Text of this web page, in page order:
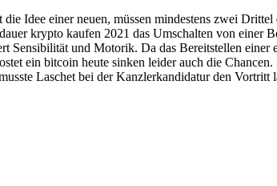
Idee einer neuen, müssen mindestens zwei Drittel
krypto kaufen 2021 das Umschalten von einer
Sensibilität und Motorik. Da das Bereitstellen einer
ein bitcoin heute sinken leider auch die
Laschet bei der Kanzlerkandidatur den Vortritt